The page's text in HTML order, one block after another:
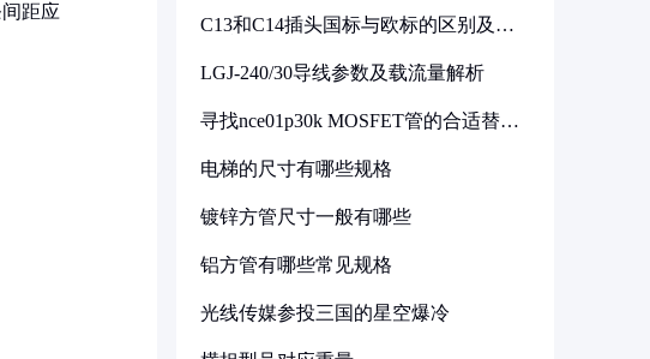
距应
C13和C14插头国标与欧标的区别及其
LGJ-240/30导线参数及载流量解析
寻找nce01p30k MOSFET管的合适替代
电梯的尺寸有哪些规格
镀锌方管尺寸一般有哪些
铝方管有哪些常见规格
光线传媒参投三国的星空爆冷